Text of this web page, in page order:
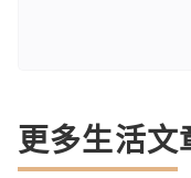
更多生活文